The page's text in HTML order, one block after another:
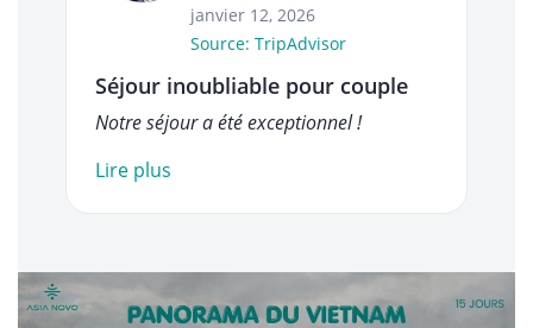
janvier 12, 2026
Source: TripAdvisor
Séjour inoubliable pour couple
Notre séjour a été exceptionnel !
Lire plus